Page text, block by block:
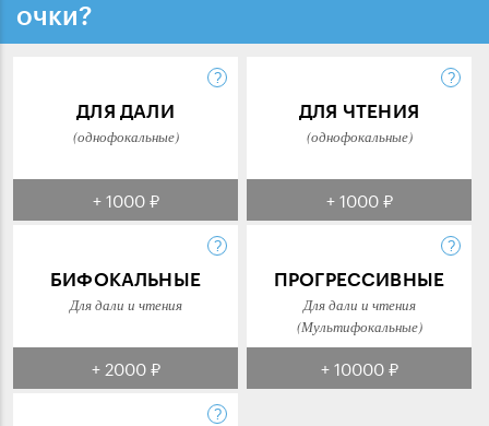
очки?
ДЛЯ ДАЛИ
(однофокальные)
+ 1000 ₽
ДЛЯ ЧТЕНИЯ
(однофокальные)
+ 1000 ₽
БИФОКАЛЬНЫЕ
Для дали и чтения
+ 2000 ₽
ПРОГРЕССИВНЫЕ
Для дали и чтения
(Мультифокальные)
+ 10000 ₽